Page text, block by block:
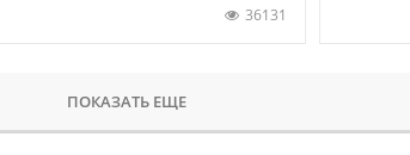
36131
ПОКАЗАТЬ ЕЩЕ